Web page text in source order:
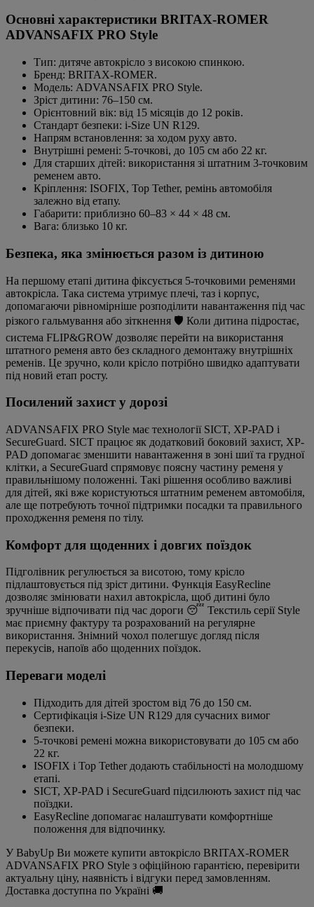
Основні характеристики BRITAX-ROMER
ADVANSAFIX PRO Style
Тип: дитяче автокрісло з високою спинкою.
Бренд: BRITAX-ROMER.
Модель: ADVANSAFIX PRO Style.
Зріст дитини: 76–150 см.
Орієнтовний вік: від 15 місяців до 12 років.
Стандарт безпеки: i-Size UN R129.
Напрям встановлення: за ходом руху авто.
Внутрішні ремені: 5-точкові, до 105 см або 22 кг.
Для старших дітей: використання зі штатним 3-точковим
ременем авто.
Кріплення: ISOFIX, Top Tether, ремінь автомобіля
залежно від етапу.
Габарити: приблизно 60–83 × 44 × 48 см.
Вага: близько 10 кг.
Безпека, яка змінюється разом із дитиною
На першому етапі дитина фіксується 5-точковими ременями
автокрісла. Така система утримує плечі, таз і корпус,
допомагаючи рівномірніше розподілити навантаження під час
різкого гальмування або зіткнення 🛡️ Коли дитина підростає,
система FLIP&GROW дозволяє перейти на використання
штатного ременя авто без складного демонтажу внутрішніх
ременів. Це зручно, коли крісло потрібно швидко адаптувати
під новий етап росту.
Посилений захист у дорозі
ADVANSAFIX PRO Style має технології SICT, XP-PAD і
SecureGuard. SICT працює як додатковий боковий захист, XP-
PAD допомагає зменшити навантаження в зоні шиї та грудної
клітки, а SecureGuard спрямовує поясну частину ременя у
правильнішому положенні. Такі рішення особливо важливі
для дітей, які вже користуються штатним ременем автомобіля,
але ще потребують точної підтримки посадки та правильного
проходження ременя по тілу.
Комфорт для щоденних і довгих поїздок
Підголівник регулюється за висотою, тому крісло
підлаштовується під зріст дитини. Функція EasyRecline
дозволяє змінювати нахил автокрісла, щоб дитині було
зручніше відпочивати під час дороги 😴 Текстиль серії Style
має приємну фактуру та розрахований на регулярне
використання. Знімний чохол полегшує догляд після
перекусів, напоїв або щоденних поїздок.
Переваги моделі
Підходить для дітей зростом від 76 до 150 см.
Сертифікація i-Size UN R129 для сучасних вимог
безпеки.
5-точкові ремені можна використовувати до 105 см або
22 кг.
ISOFIX і Top Tether додають стабільності на молодшому
етапі.
SICT, XP-PAD і SecureGuard підсилюють захист під час
поїздки.
EasyRecline допомагає налаштувати комфортніше
положення для відпочинку.
У BabyUp Ви можете купити автокрісло BRITAX-ROMER
ADVANSAFIX PRO Style з офіційною гарантією, перевірити
актуальну ціну, наявність і відгуки перед замовленням.
Доставка доступна по Україні 🚚